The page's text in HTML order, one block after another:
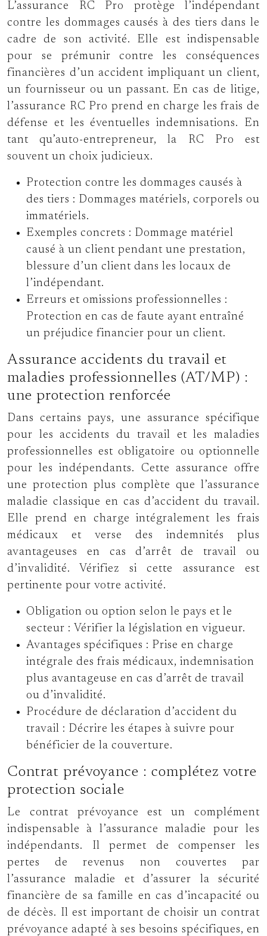
L’assurance RC Pro protège l’indépendant
contre les dommages causés à des tiers dans le
cadre de son activité. Elle est indispensable
pour se prémunir contre les conséquences
financières d’un accident impliquant un client,
un fournisseur ou un passant. En cas de litige,
l’assurance RC Pro prend en charge les frais de
défense et les éventuelles indemnisations. En
tant qu’auto-entrepreneur, la RC Pro est
souvent un choix judicieux.
Protection contre les dommages causés à
des tiers : Dommages matériels, corporels ou
immatériels.
Exemples concrets : Dommage matériel
causé à un client pendant une prestation,
blessure d’un client dans les locaux de
l’indépendant.
Erreurs et omissions professionnelles :
Protection en cas de faute ayant entraîné
un préjudice financier pour un client.
Assurance accidents du travail et
maladies professionnelles (AT/MP) :
une protection renforcée
Dans certains pays, une assurance spécifique
pour les accidents du travail et les maladies
professionnelles est obligatoire ou optionnelle
pour les indépendants. Cette assurance offre
une protection plus complète que l’assurance
maladie classique en cas d’accident du travail.
Elle prend en charge intégralement les frais
médicaux et verse des indemnités plus
avantageuses en cas d’arrêt de travail ou
d’invalidité. Vérifiez si cette assurance est
pertinente pour votre activité.
Obligation ou option selon le pays et le
secteur : Vérifier la législation en vigueur.
Avantages spécifiques : Prise en charge
intégrale des frais médicaux, indemnisation
plus avantageuse en cas d’arrêt de travail
ou d’invalidité.
Procédure de déclaration d’accident du
travail : Décrire les étapes à suivre pour
bénéficier de la couverture.
Contrat prévoyance : complétez votre
protection sociale
Le contrat prévoyance est un complément
indispensable à l’assurance maladie pour les
indépendants. Il permet de compenser les
pertes de revenus non couvertes par
l’assurance maladie et d’assurer la sécurité
financière de sa famille en cas d’incapacité ou
de décès. Il est important de choisir un contrat
prévoyance adapté à ses besoins spécifiques, en